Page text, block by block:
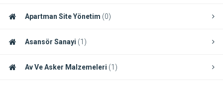
Apartman Site Yönetim (0)
Asansör Sanayi (1)
Av Ve Asker Malzemeleri (1)